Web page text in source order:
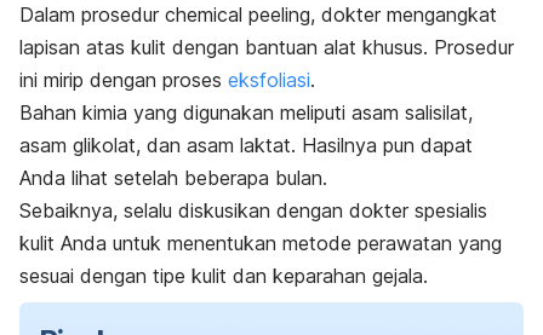
Dalam prosedur chemical peeling, dokter mengangkat
lapisan atas kulit dengan bantuan alat khusus. Prosedur
ini mirip dengan proses eksfoliasi.
Bahan kimia yang digunakan meliputi asam salisilat,
asam glikolat, dan asam laktat. Hasilnya pun dapat
Anda lihat setelah beberapa bulan.
Sebaiknya, selalu diskusikan dengan dokter spesialis
kulit Anda untuk menentukan metode perawatan yang
sesuai dengan tipe kulit dan keparahan gejala.